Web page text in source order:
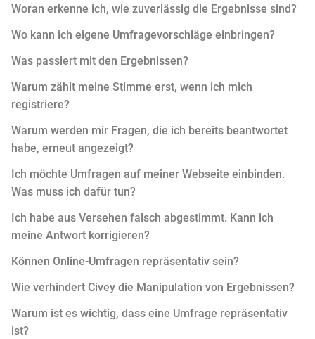
Woran erkenne ich, wie zuverlässig die Ergebnisse sind?
Wo kann ich eigene Umfragevorschläge einbringen?
Was passiert mit den Ergebnissen?
Warum zählt meine Stimme erst, wenn ich mich
registriere?
Warum werden mir Fragen, die ich bereits beantwortet
habe, erneut angezeigt?
Ich möchte Umfragen auf meiner Webseite einbinden.
Was muss ich dafür tun?
Ich habe aus Versehen falsch abgestimmt. Kann ich
meine Antwort korrigieren?
Können Online-Umfragen repräsentativ sein?
Wie verhindert Civey die Manipulation von Ergebnissen?
Warum ist es wichtig, dass eine Umfrage repräsentativ
ist?